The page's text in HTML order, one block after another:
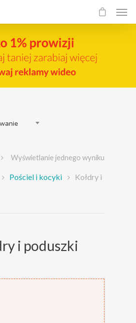
Wyświetlanie jednego wyniku
Pościel i kocyki Kołdry i
i poduszki